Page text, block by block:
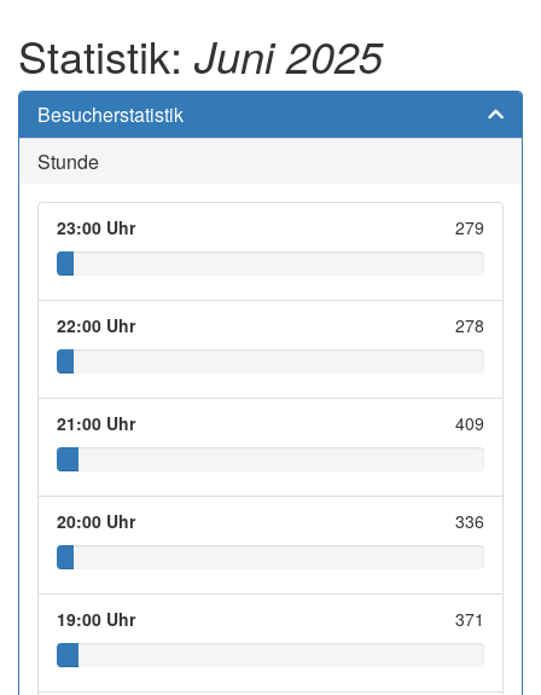
Statistik: Juni 2025
Besucherstatistik
Stunde
23:00 Uhr 279
22:00 Uhr 278
21:00 Uhr 409
20:00 Uhr 336
19:00 Uhr 371